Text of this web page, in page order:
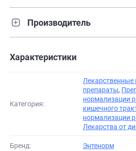
Производитель
Характеристики
Категория:
Лекарственные
препараты,
нормализации
кишечного
нормализации
Лекарства от
Бренд: Энтенорм